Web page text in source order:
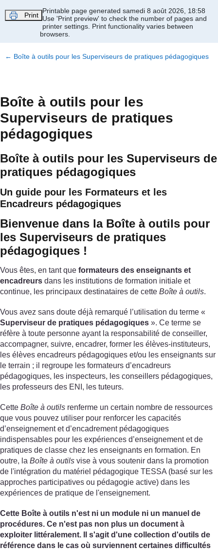
Print
Printable page generated samedi 8 août 2026, 18:58
Use 'Print preview' to check the number of pages and
printer settings. Print functionality varies between
browsers.
← Boîte à outils pour les Superviseurs de pratiques pédagogiques
Boîte à outils pour les
Superviseurs de pratiques
pédagogiques
Boîte à outils pour les Superviseurs de
pratiques pédagogiques
Un guide pour les Formateurs et les
Encadreurs pédagogiques
Bienvenue dans la Boîte à outils pour
les Superviseurs de pratiques
pédagogiques !
Vous êtes, en tant que formateurs des enseignants et
encadreurs dans les institutions de formation initiale et
continue, les principaux destinataires de cette Boîte à outils.
Vous avez sans doute déjà remarqué l’utilisation du terme «
Superviseur de pratiques pédagogiques ». Ce terme se
réfère à toute personne ayant la responsabilité de conseiller,
accompagner, suivre, encadrer, former les élèves-instituteurs,
les élèves encadreurs pédagogiques et/ou les enseignants sur
le terrain ; il regroupe les formateurs d’encadreurs
pédagogiques, les inspecteurs, les conseillers pédagogiques,
les professeurs des ENI, les tuteurs.
Cette Boîte à outils renferme un certain nombre de ressources
que vous pouvez utiliser pour renforcer les capacités
d’enseignement et d’encadrement pédagogiques
indispensables pour les expériences d’enseignement et de
pratiques de classe chez les enseignants en formation. En
outre, la Boîte à outils vise à vous soutenir dans la promotion
de l'intégration du matériel pédagogique TESSA (basé sur les
approches participatives ou pédagogie active) dans les
expériences de pratique de l'enseignement.
Cette Boîte à outils n'est ni un module ni un manuel de
procédures. Ce n'est pas non plus un document à
exploiter littéralement. Il s'agit d'une collection d'outils de
référence dans le cas où surviennent certaines difficultés